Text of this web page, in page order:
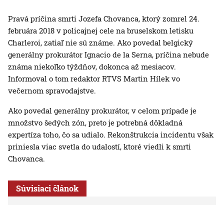
Pravá príčina smrti Jozefa Chovanca, ktorý zomrel 24.
februára 2018 v policajnej cele na bruselskom letisku
Charleroi, zatiaľ nie sú známe. Ako povedal belgický
generálny prokurátor Ignacio de la Serna, príčina nebude
známa niekoľko týždňov, dokonca až mesiacov.
Informoval o tom redaktor RTVS Martin Hílek vo
večernom spravodajstve.
Ako povedal generálny prokurátor, v celom prípade je
množstvo šedých zón, preto je potrebná dôkladná
expertíza toho, čo sa udialo. Rekonštrukcia incidentu však
priniesla viac svetla do udalostí, ktoré viedli k smrti
Chovanca.
Súvisiaci článok